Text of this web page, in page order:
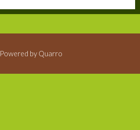
Powered by Quarro